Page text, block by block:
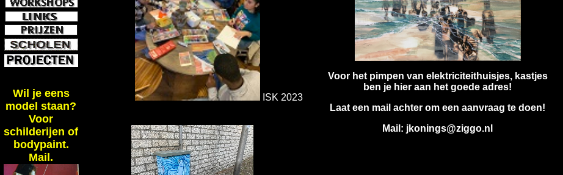
Wil je eens
model staan?
Voor
schilderijen of
bodypaint.
Mail .
ISK 2023
Voor het pimpen van elektriciteithuisjes, kastjes
ben je hier aan het goede adres!
Laat een mail achter om een aanvraag te doen!
Mail: jkonings@ziggo.nl